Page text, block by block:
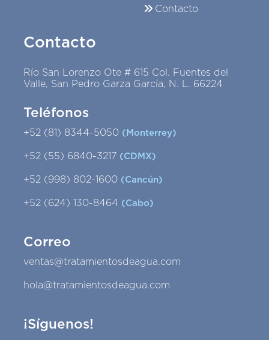
Contacto
Contacto
Río San Lorenzo Ote # 615 Col. Fuentes del
Valle, San Pedro Garza García, N. L. 66224
Teléfonos
+52 (81) 8344-5050 (Monterrey)
+52 (55) 6840-3217 (CDMX)
+52 (998) 802-1600 (Cancún)
+52 (624) 130-8464 (Cabo)
Correo
ventas@tratamientosdeagua.com
hola@tratamientosdeagua.com
¡Síguenos!